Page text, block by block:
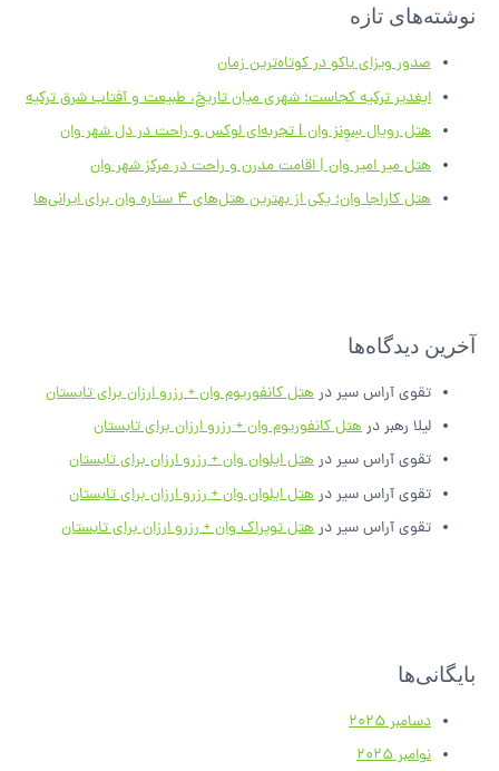
ی
نوشته‌های تازه
صدور ویزای باکو در کوتاه‌ترین زمان
ایغدیر ترکیه کجاست؛ شهری میان تاریخ، طبیعت و آفتاب شرق ترکیه
هتل رویال سِوِنز وان l تجربه‌ای لوکس و راحت در دل شهر وان
هتل میر امیر وان | اقامت مدرن و راحت در مرکز شهر وان
هتل کاراجا وان؛ یکی از بهترین هتل‌های ۴ ستاره وان برای ایرانی‌ها
آخرین دیدگاه‌ها
تقوی آراس سیردرهتل کانفوریوم وان + رزرو ارزان برای تابستان
لیلا رهبردرهتل کانفوریوم وان + رزرو ارزان برای تابستان
تقوی آراس سیردرهتل ایلوان وان + رزرو ارزان برای تابستان
تقوی آراس سیردرهتل ایلوان وان + رزرو ارزان برای تابستان
تقوی آراس سیردرهتل توپراک وان + رزرو ارزان برای تابستان
بایگانی‌ها
دسامبر 2025
نوامبر 2025